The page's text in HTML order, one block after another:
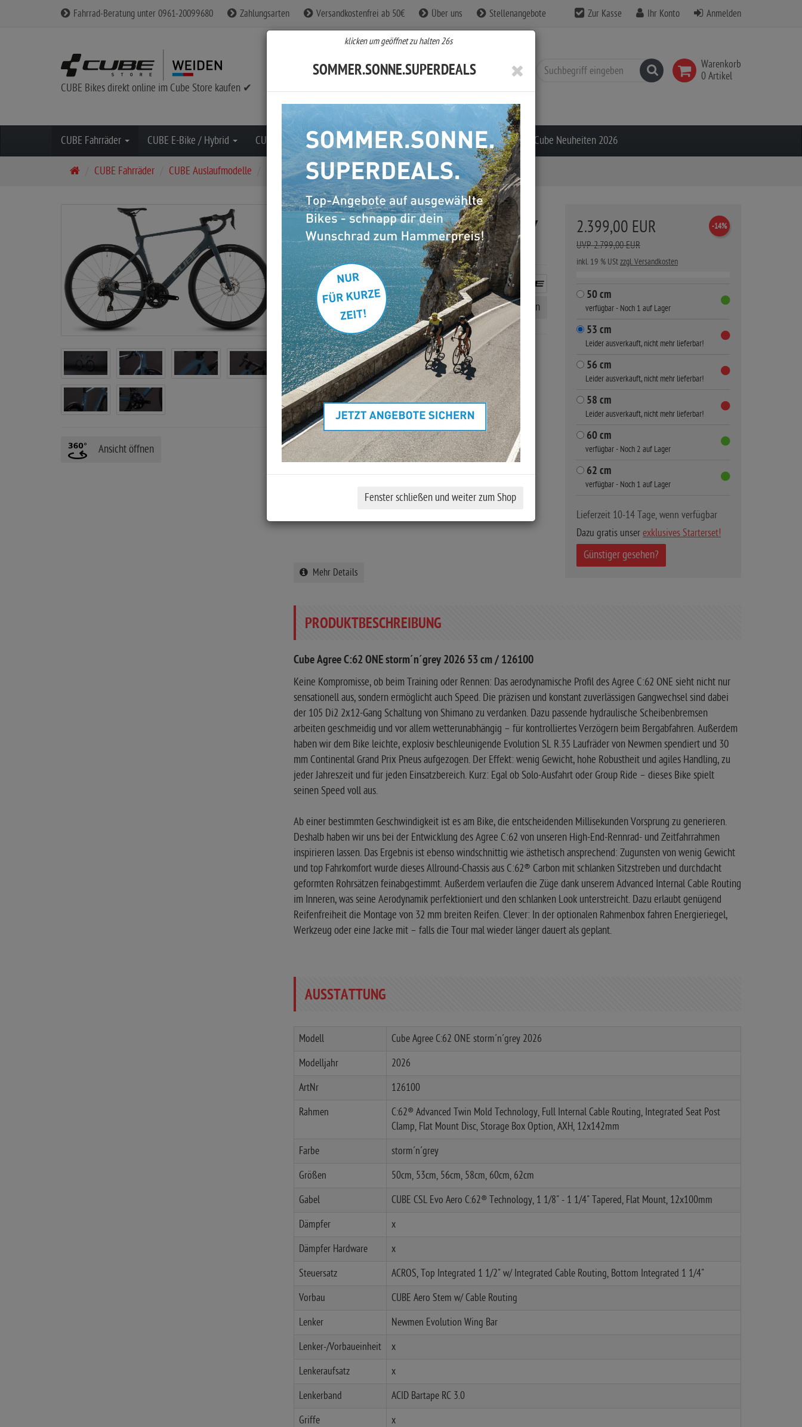
Fahrrad-Beratung unter 0961-20099680 Zahlungsarten Versandkostenfrei ab 50€ Über uns Stellenangebote Zur Kasse Ihr Konto Anmelden
CUBE Bikes direkt online im Cube Store kaufen ✔
Warenkorb
0 Artikel
Suchen
CUBE Fahrräder CUBE E-Bike / Hybrid CUBE Fahrradbekleidung CUBE Zubehör CUBE Sale % Cube Neuheiten 2026
e
t
e
CUBE Fahrräder CUBE Auslaufmodelle Cube Agree C:62 ONE storm´n´grey 2026 53 cm / ...
Ansicht öffnen
2.399,00 EUR -14%
UVP 2.799,00 EUR
inkl. 19 % UStzzgl. Versandkosten
50 cm
verfügbar - Noch 1 auf Lager
53 cm
Leider ausverkauft, nicht mehr lieferbar!
56 cm
Leider ausverkauft, nicht mehr lieferbar!
58 cm
Leider ausverkauft, nicht mehr lieferbar!
60 cm
verfügbar - Noch 2 auf Lager
62 cm
verfügbar - Noch 1 auf Lager
Lieferzeit 10-14 Tage, wenn verfügbar
Dazu gratis unser exklusives Starterset!
Günstiger gesehen?
CUBE AGREE C:62 ONE STORM´N´GREY
2026 53 CM / 126100
Art.Nr.30483
0.0von 5 Sternen
Rahmengröße berechnen
Keine Kompromisse, ob beim Training oder Rennen:
Ausstattungshighlights:
Gabel: CUBE CSL Evo Aero C:62® Technology, 1 1/8" - 1
1/4" Tapered, Flat Mount, 12x100mm
Schaltwerk: Shimano 105 Di2 RD-R7150-DGS, 12-Speed
Bremse: Shimano 105 BR-R7170, Hydr. Disc Brake, Flat
Mehr Details
PRODUKTBESCHREIBUNG
Cube Agree C:62 ONE storm´n´grey 2026 53 cm / 126100
Keine Kompromisse, ob beim Training oder Rennen: Das aerodynamische Profil des Agree C:62 ONE sieht nicht nur
sensationell aus, sondern ermöglicht auch Speed. Die präzisen und konstant zuverlässigen Gangwechsel sind dabei
der 105 Di2 2x12-Gang Schaltung von Shimano zu verdanken. Dazu passende hydraulische Scheibenbremsen
arbeiten geschmeidig und vor allem wetterunabhängig – für kontrolliertes Verzögern beim Bergabfahren. Außerdem
haben wir dem Bike leichte, explosiv beschleunigende Evolution SL R.35 Laufräder von Newmen spendiert und 30
mm Continental Grand Prix Pneus aufgezogen. Der Effekt: wenig Gewicht, hohe Robustheit und agiles Handling, zu
jeder Jahreszeit und für jeden Einsatzbereich. Kurz: Egal ob Solo-Ausfahrt oder Group Ride – dieses Bike spielt
seinen Speed voll aus.
Ab einer bestimmten Geschwindigkeit ist es am Bike, die entscheidenden Millisekunden Vorsprung zu generieren.
Deshalb haben wir uns bei der Entwicklung des Agree C:62 von unseren High-End-Rennrad- und Zeitfahrrahmen
inspirieren lassen. Das Ergebnis ist ebenso windschnittig wie ästhetisch ansprechend: Zugunsten von wenig Gewicht
und top Fahrkomfort wurde dieses Allround-Chassis aus C:62® Carbon mit schlanken Sitzstreben und durchdacht
geformten Rohrsätzen feinabgestimmt. Außerdem verlaufen die Züge dank unserem Advanced Internal Cable Routing
im Inneren, was seine Aerodynamik perfektioniert und den schlanken Look unterstreicht. Dazu erlaubt genügend
Reifenfreiheit die Montage von 32 mm breiten Reifen. Clever: In der optionalen Rahmenbox fahren Energieriegel,
Werkzeug oder eine Jacke mit – falls die Tour mal wieder länger dauert als geplant.
AUSSTATTUNG
Modell Cube Agree C:62 ONE storm´n´grey 2026
Modelljahr 2026
ArtNr 126100
Rahmen
C:62® Advanced Twin Mold Technology, Full Internal Cable Routing, Integrated Seat Post
Clamp, Flat Mount Disc, Storage Box Option, AXH, 12x142mm
Farbe storm´n´grey
Größen 50cm, 53cm, 56cm, 58cm, 60cm, 62cm
Gabel CUBE CSL Evo Aero C:62® Technology, 1 1/8" - 1 1/4" Tapered, Flat Mount, 12x100mm
Dämpfer x
Dämpfer Hardware x
Steuersatz ACROS, Top Integrated 1 1/2" w/ Integrated Cable Routing, Bottom Integrated 1 1/4"
Vorbau CUBE Aero Stem w/ Cable Routing
Lenker Newmen Evolution Wing Bar
Lenker-/Vorbaueinheit x
Lenkeraufsatz x
Lenkerband ACID Bartape RC 3.0
Griffe x
klicken um geöffnet zu halten25s
SOMMER.SONNE.SUPERDEALS